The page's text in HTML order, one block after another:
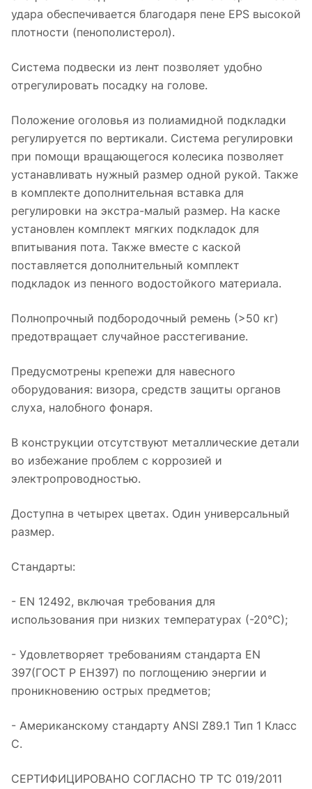
удара обеспечивается благодаря пене EPS высокой
плотности (пенополистерол).
Система подвески из лент позволяет удобно
отрегулировать посадку на голове.
Положение оголовья из полиамидной подкладки
регулируется по вертикали. Система регулировки
при помощи вращающегося колесика позволяет
устанавливать нужный размер одной рукой. Также
в комплекте дополнительная вставка для
регулировки на экстра-малый размер. На каске
установлен комплект мягких подкладок для
впитывания пота. Также вместе с каской
поставляется дополнительный комплект
подкладок из пенного водостойкого материала.
Полнопрочный подбородочный ремень (>50 кг)
предотвращает случайное расстегивание.
Предусмотрены крепежи для навесного
оборудования: визора, средств защиты органов
слуха, налобного фонаря.
В конструкции отсутствуют металлические детали
во избежание проблем с коррозией и
электропроводностью.
Доступна в четырех цветах. Один универсальный
размер.
Стандарты:
- EN 12492, включая требования для
использования при низких температурах (-20°С);
- Удовлетворяет требованиям стандарта EN
397(ГОСТ Р ЕН397) по поглощению энергии и
проникновению острых предметов;
- Американскому стандарту ANSI Z89.1 Тип 1 Класс
С.
СЕРТИФИЦИРОВАНО СОГЛАСНО ТР ТС 019/2011